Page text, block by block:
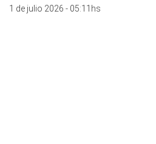
1 de julio 2026 - 05:11hs